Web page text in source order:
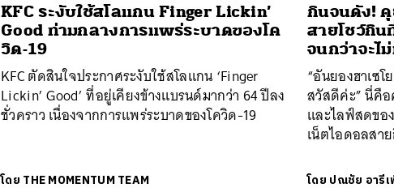
KFC ระงับใช้สโลแกน Finger Lickin’
Good ท่ามกลางการแพร่ระบาดของโค
วิด-19
KFC ตัดสินใจประกาศระงับใช้สโลแกน ‘Finger
Lickin’ Good’ ที่อยู่เคียงข้างแบรนด์มากว่า 64 ปีลง
ชั่วคราว เนื่องจากการแพร่ระบาดของโควิด-19
โดย THE MOMENTUM TEAM
กินจนดัง! คุ
สายโชว์กิน
จนกว่าจะไ
“อันยองฮาเซ
สวัสดีค่ะ” นี่คื
และไลฟ์สดขอ
เน็ตไอดอลสา
โดย ปณชัย อารี